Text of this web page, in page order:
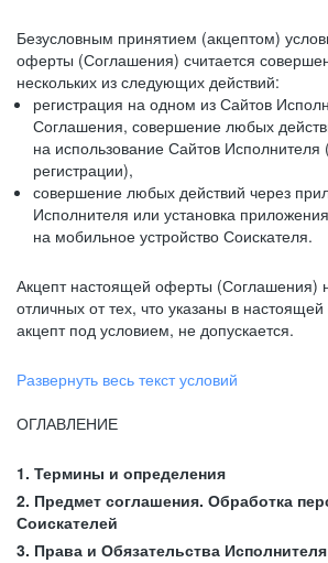
Безусловным принятием (акцептом)
оферты (Соглашения) считается
нескольких из следующих действий:
регистрация на одном из Сайтов
Соглашения, совершение любых
на использование Сайтов Исполнителя
регистрации),
совершение любых действий через
Исполнителя или установка
на мобильное устройство Соискателя.
Акцепт настоящей оферты (Соглашения)
отличных от тех, что указаны в
акцепт под условием, не допускается.
Развернуть весь текст условий
ОГЛАВЛЕНИЕ
1. Термины и определения
2. Предмет соглашения. Обработка
Соискателей
3. Права и Обязательства Исполнителя